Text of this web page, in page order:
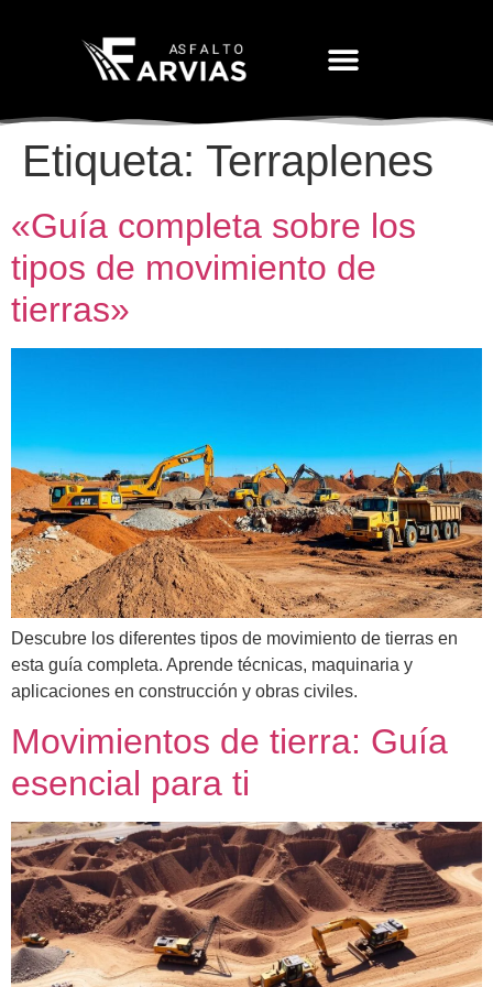
Etiqueta: Terraplenes
«Guía completa sobre los
tipos de movimiento de
tierras»
Descubre los diferentes tipos de movimiento de tierras en
esta guía completa. Aprende técnicas, maquinaria y
aplicaciones en construcción y obras civiles.
Movimientos de tierra: Guía
esencial para ti